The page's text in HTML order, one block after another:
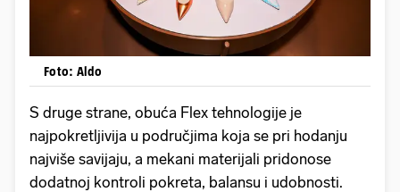
Foto: Aldo
S druge strane, obuća Flex tehnologije je
najpokretljivija u područjima koja se pri hodanju
najviše savijaju, a mekani materijali pridonose
dodatnoj kontroli pokreta, balansu i udobnosti.